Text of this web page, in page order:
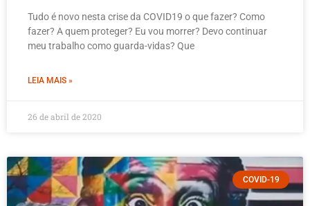
Tudo é novo nesta crise da COVID19 o que fazer? Como
fazer? A quem proteger? Eu vou morrer? Devo continuar
meu trabalho como guarda-vidas? Que
LEIA MAIS »
26 de abril de 2020
COVID-19